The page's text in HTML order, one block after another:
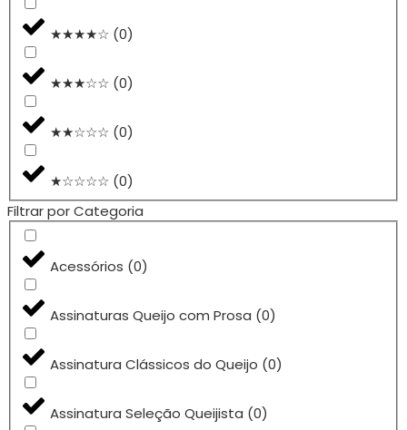
★★★★☆ (0)
★★★☆☆ (0)
★★☆☆☆ (0)
★☆☆☆☆ (0)
Filtrar por Categoria
Acessórios (0)
Assinaturas Queijo com Prosa (0)
Assinatura Clássicos do Queijo (0)
Assinatura Seleção Queijista (0)